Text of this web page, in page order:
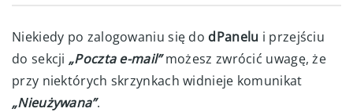
Niekiedy po zalogowaniu się do dPanelu i przejściu
do sekcji „Poczta e-mail”możesz zwrócić uwagę, że
przy niektórych skrzynkach widnieje komunikat
„Nieużywana”.